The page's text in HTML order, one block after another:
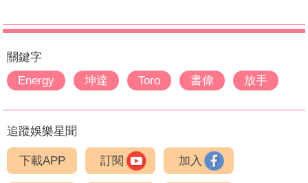
關鍵字
Energy
坤達 Toro 書偉 放手
追蹤娛樂星聞
下載APP 訂閱 加入